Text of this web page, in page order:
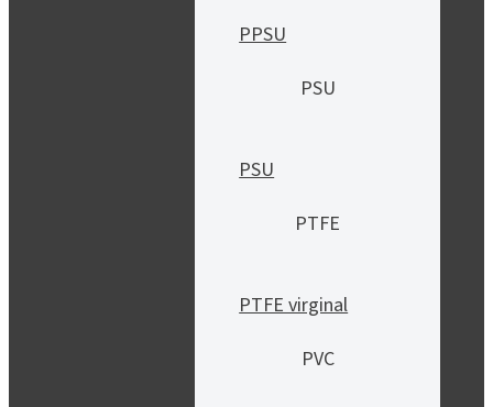
PPSU
PSU
PSU
PTFE
PTFE virginal
PVC